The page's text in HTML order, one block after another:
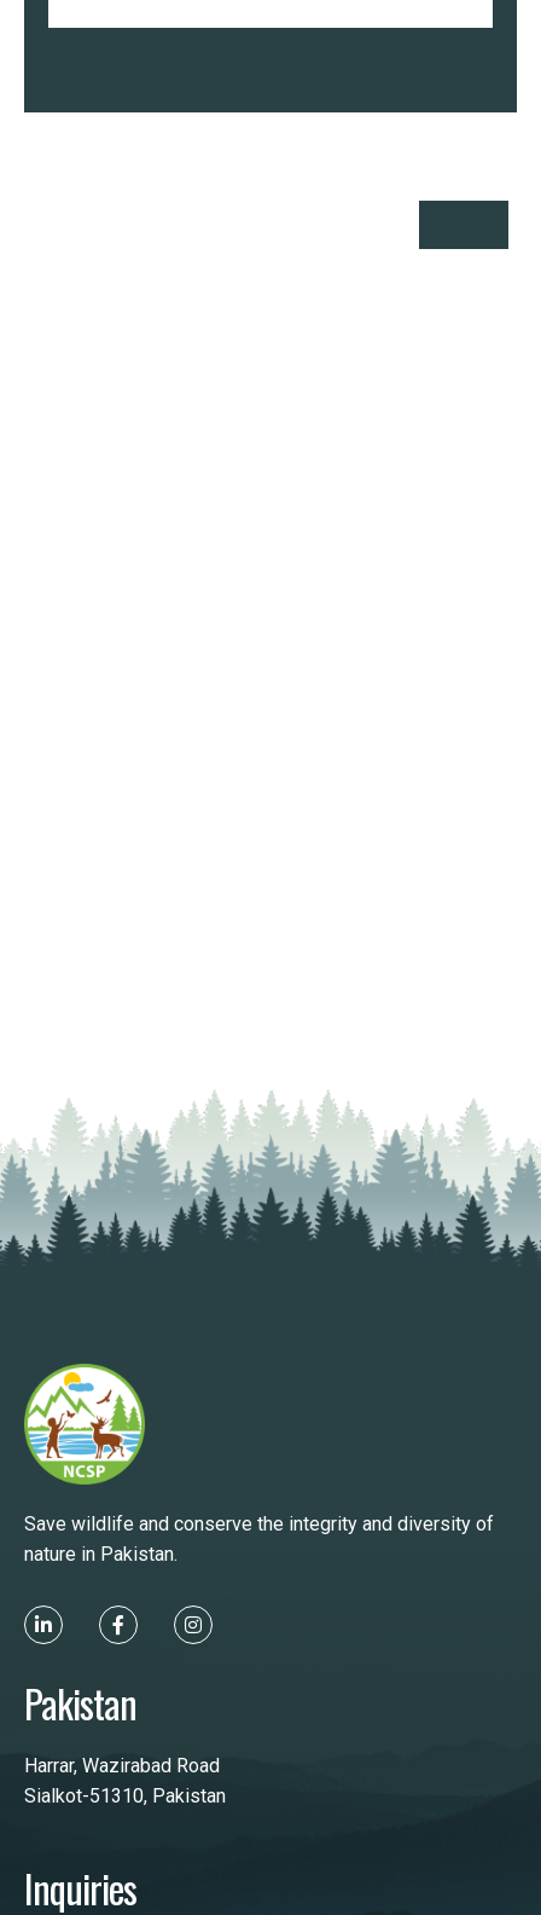
Save wildlife and conserve the integrity and diversity of
nature in Pakistan.
Pakistan
Harrar, Wazirabad Road
Sialkot-51310, Pakistan
Inquiries